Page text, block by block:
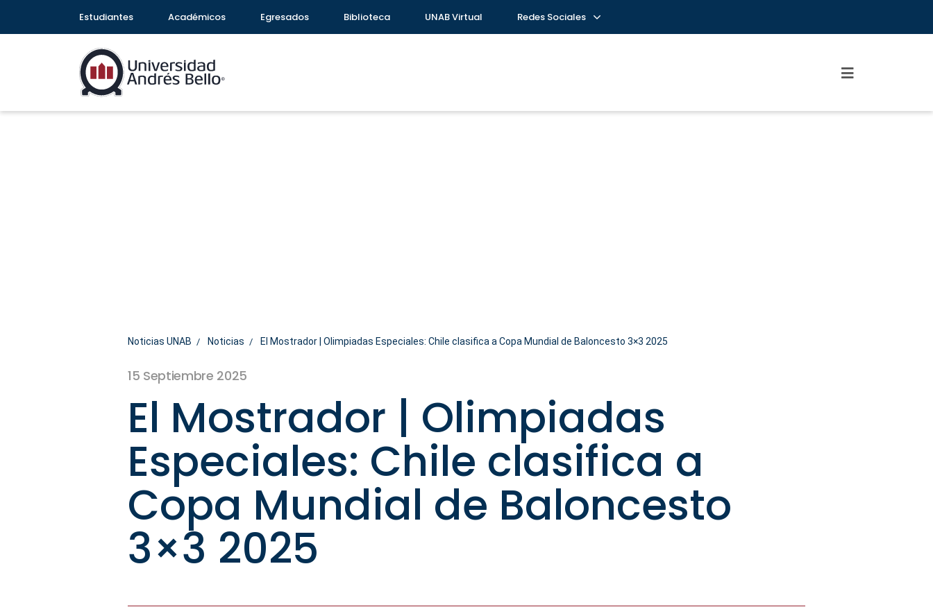
Estudiantes Académicos Egresados Biblioteca UNAB Virtual Redes Sociales
Noticias UNAB Noticias El Mostrador | Olimpiadas Especiales: Chile clasifica a Copa Mundial de Baloncesto 3×3 2025
15 Septiembre 2025
El Mostrador | Olimpiadas
Especiales: Chile clasifica a
Copa Mundial de Baloncesto
3×3 2025